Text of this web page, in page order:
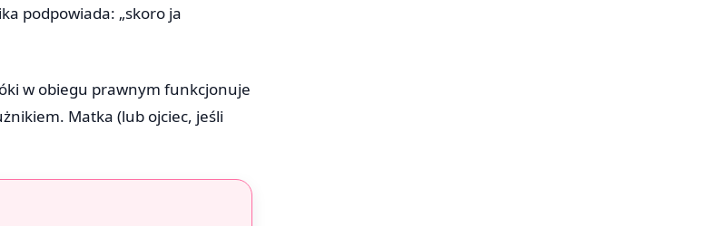
podpowiada: „skoro ja
w obiegu prawnym funkcjonuje
Matka (lub ojciec, jeśli